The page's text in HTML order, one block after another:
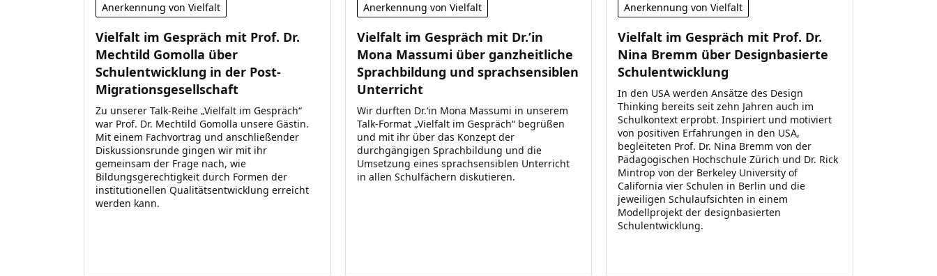
Anerkennung von Vielfalt
Vielfalt im Gespräch mit Prof. Dr.
Mechtild Gomolla über
Schulentwicklung in der Post-
Migrationsgesellschaft
Zu unserer Talk-Reihe „Vielfalt im Gespräch“
war Prof. Dr. Mechtild Gomolla unsere Gästin.
Mit einem Fachvortrag und anschließender
Diskussionsrunde gingen wir mit ihr
gemeinsam der Frage nach, wie
Bildungsgerechtigkeit durch Formen der
institutionellen Qualitätsentwicklung erreicht
werden kann.
Anerkennung von Vielfalt
Vielfalt im Gespräch mit Dr.’in
Mona Massumi über ganzheitliche
Sprachbildung und sprachsensiblen
Unterricht
Wir durften Dr.‘in Mona Massumi in unserem
Talk-Format „Vielfalt im Gespräch“ begrüßen
und mit ihr über das Konzept der
durchgängigen Sprachbildung und die
Umsetzung eines sprachsensiblen Unterricht
in allen Schulfächern diskutieren.
Anerkennung von Vielfalt
Vielfalt im Gespräch mit Prof. Dr.
Nina Bremm über Designbasierte
Schulentwicklung
In den USA werden Ansätze des Design
Thinking bereits seit zehn Jahren auch im
Schulkontext erprobt. Inspiriert und motiviert
von positiven Erfahrungen in den USA,
begleiteten Prof. Dr. Nina Bremm von der
Pädagogischen Hochschule Zürich und Dr. Rick
Mintrop von der Berkeley University of
California vier Schulen in Berlin und die
jeweiligen Schulaufsichten in einem
Modellprojekt der designbasierten
Schulentwicklung.